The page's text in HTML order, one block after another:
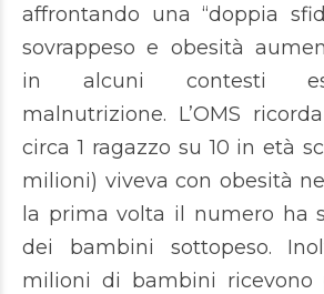
affrontando una “doppia
sovrappeso e obesità
in alcuni contesti
malnutrizione. L’OMS
circa 1 ragazzo su 10 in età
milioni) viveva con obesità
la prima volta il numero ha
dei bambini sottopeso.
milioni di bambini ricevono